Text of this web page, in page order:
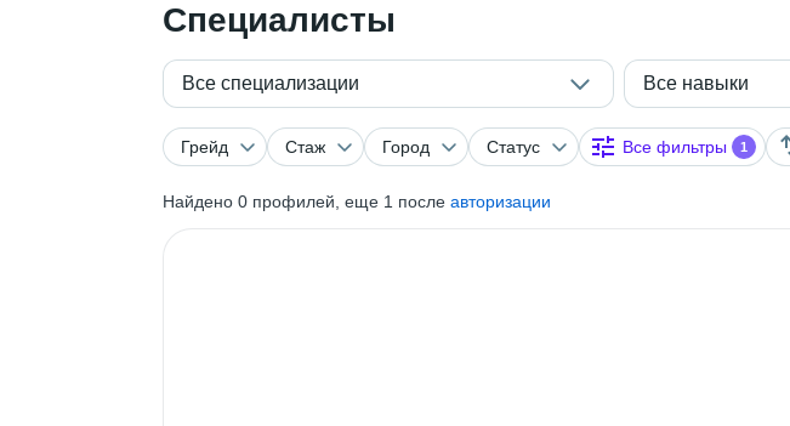
Специалисты
Все специализации Все навыки
Грейд Стаж Город Статус Все фильтры 1
Найдено 0 профилей, еще 1 после авторизации